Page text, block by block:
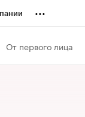
...
От первого лица